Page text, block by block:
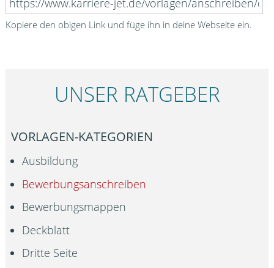
Kopiere den obigen Link und füge ihn in deine Webseite ein.
UNSER RATGEBER
VORLAGEN-KATEGORIEN
Ausbildung
Bewerbungsanschreiben
Bewerbungsmappen
Deckblatt
Dritte Seite